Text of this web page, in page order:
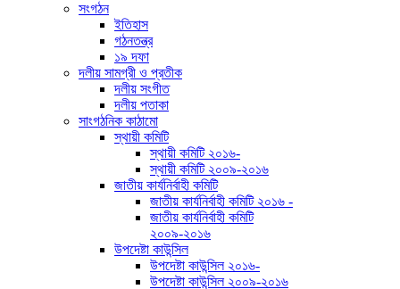
সংগঠন
ইতিহাস
গঠনতন্ত্র
১৯ দফা
দলীয় সামগ্রী ও প্রতীক
দলীয় সংগীত
দলীয় পতাকা
সাংগঠনিক কাঠামো
স্থায়ী কমিটি
স্থায়ী কমিটি ২০১৬-
স্থায়ী কমিটি ২০০৯-২০১৬
জাতীয় কার্যনির্বাহী কমিটি
জাতীয় কার্যনির্বাহী কমিটি ২০১৬ -
জাতীয় কার্যনির্বাহী কমিটি
২০০৯-২০১৬
উপদেষ্টা কাউন্সিল
উপদেষ্টা কাউন্সিল ২০১৬-
উপদেষ্টা কাউন্সিল ২০০৯-২০১৬